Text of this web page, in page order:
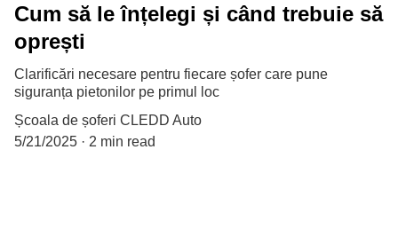
Cum să le înțelegi și când trebuie să
oprești
Clarificări necesare pentru fiecare șofer care pune
siguranța pietonilor pe primul loc
Școala de șoferi CLEDD Auto
5/21/2025
2 min read